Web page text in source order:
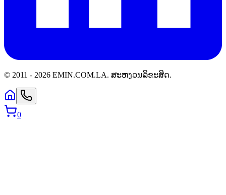
© 2011 - 2026 EMIN.COM.LA. ສະຫງວນລິຂະສິດ.
0